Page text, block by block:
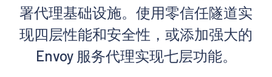
署代理基础设施。使用零信任隧道实
现四层性能和安全性，或添加强大的
Envoy 服务代理实现七层功能。